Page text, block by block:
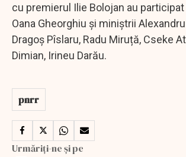
cu premierul Ilie Bolojan au
Oana Gheorghiu și miniștrii
Dragoș Pîslaru, Radu Miruță, Cseke
Dimian, Irineu Darău.
pnrr
Urmăriți-ne și pe